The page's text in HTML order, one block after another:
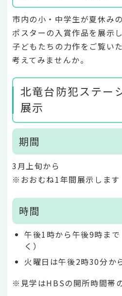
市内の小・中学生が夏休み
ポスターの入賞作品を展示し
子どもたちの力作をご覧い
考えてみませんか。
北竜台防犯ステー
展示
期間
3月上旬から
※おおむね1年間展示します
時間
午後1時から午後9時ま
く）
火曜日は午後2時30分か
※見学はHBSの開所時間帯